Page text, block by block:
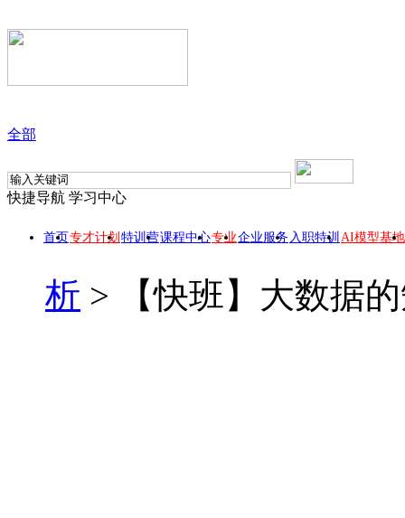
全部
快捷导航 学习中心
首页专才计划 特训营课程中心专业企业服务 入职特训 AI模型基地
析 >
【快班】大数据